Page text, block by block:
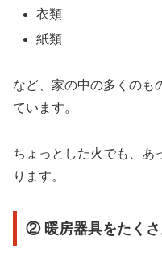
衣類
紙類
など、家の中の多くのも
ています。
ちょっとした火でも、あ
ります。
② 暖房器具をたくさ